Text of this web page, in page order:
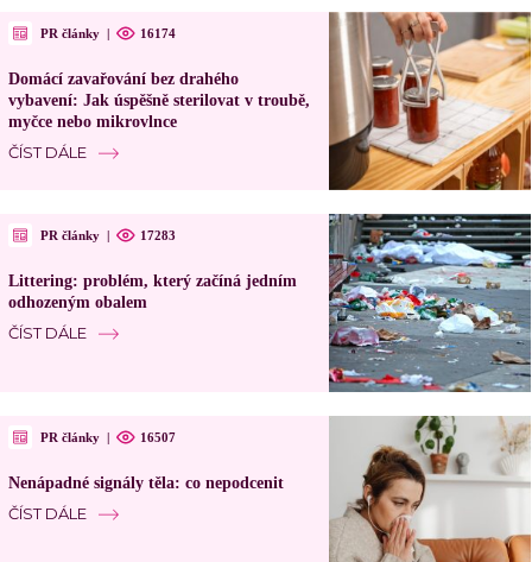
PR články | 16174
Domácí zavařování bez drahého
vybavení: Jak úspěšně sterilovat v troubě,
myčce nebo mikrovlnce
ČÍST DÁLE
PR články | 17283
Littering: problém, který začíná jedním
odhozeným obalem
ČÍST DÁLE
PR články | 16507
Nenápadné signály těla: co nepodcenit
ČÍST DÁLE